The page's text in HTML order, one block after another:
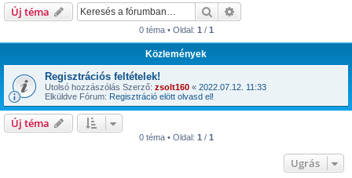
Új téma Keresés
0 téma • Oldal: 1 / 1
Közlemények
Regisztrációs feltételek!
Utolsó hozzászólás Szerző: zsolt160 « 2022.07.12. 11:33
Elküldve Fórum: Regisztráció elött olvasd el!
Új téma
0 téma • Oldal: 1 / 1
Ugrás